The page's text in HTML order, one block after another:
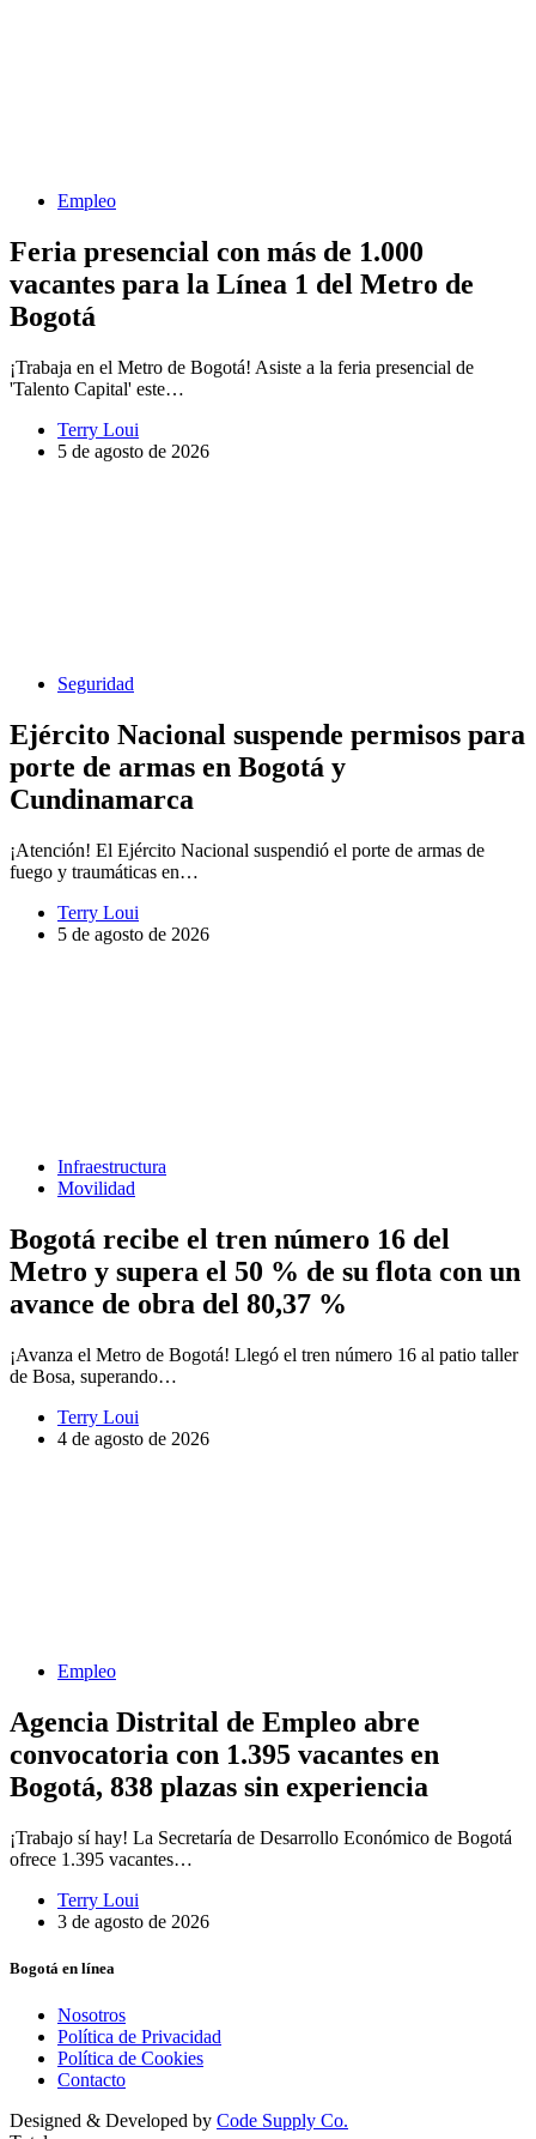
Empleo
Feria presencial con más de 1.000
vacantes para la Línea 1 del Metro de
Bogotá
¡Trabaja en el Metro de Bogotá! Asiste a la feria presencial de
'Talento Capital' este…
Terry Loui
5 de agosto de 2026
Seguridad
Ejército Nacional suspende permisos para
porte de armas en Bogotá y
Cundinamarca
¡Atención! El Ejército Nacional suspendió el porte de armas de
fuego y traumáticas en…
Terry Loui
5 de agosto de 2026
Infraestructura
Movilidad
Bogotá recibe el tren número 16 del
Metro y supera el 50 % de su flota con un
avance de obra del 80,37 %
¡Avanza el Metro de Bogotá! Llegó el tren número 16 al patio taller
de Bosa, superando…
Terry Loui
4 de agosto de 2026
Empleo
Agencia Distrital de Empleo abre
convocatoria con 1.395 vacantes en
Bogotá, 838 plazas sin experiencia
¡Trabajo sí hay! La Secretaría de Desarrollo Económico de Bogotá
ofrece 1.395 vacantes…
Terry Loui
3 de agosto de 2026
Bogotá en línea
Nosotros
Política de Privacidad
Política de Cookies
Contacto
Designed & Developed by Code Supply Co.